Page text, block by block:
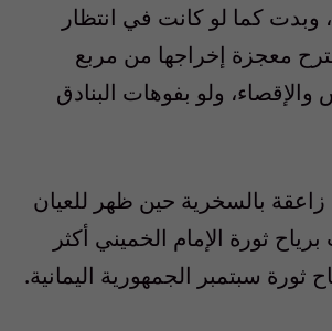
وبدت كما لو كانت في انتظار
معجزة إخراجها من مربع
والإقصاء، ولو بفوهات البنادق
زاعقة بالسخرية حين ظهر للعيان
ثورة الإمام الخميني أكثر
ثورة سبتمبر الجمهورية اليمانية.